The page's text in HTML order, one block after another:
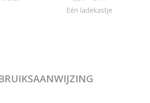
Eén ladekastje